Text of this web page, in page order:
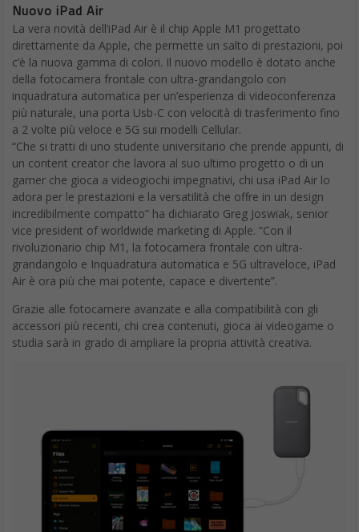
Nuovo iPad Air
La vera novità dell’iPad Air è il chip Apple M1 progettato
direttamente da Apple, che permette un salto di prestazioni, poi
c’è la nuova gamma di colori. Il nuovo modello è dotato anche
della fotocamera frontale con ultra-grandangolo con
inquadratura automatica per un’esperienza di videoconferenza
più naturale, una porta Usb-C con velocità di trasferimento fino
a 2 volte più veloce e 5G sui modelli Cellular.
“Che si tratti di uno studente universitario che prende appunti, di
un content creator che lavora al suo ultimo progetto o di un
gamer che gioca a videogiochi impegnativi, chi usa iPad Air lo
adora per le prestazioni e la versatilità che offre in un design
incredibilmente compatto” ha dichiarato Greg Joswiak, senior
vice president of worldwide marketing di Apple. “Con il
rivoluzionario chip M1, la fotocamera frontale con ultra-
grandangolo e Inquadratura automatica e 5G ultraveloce, iPad
Air è ora più che mai potente, capace e divertente”.
Grazie alle fotocamere avanzate e alla compatibilità con gli
accessori più recenti, chi crea contenuti, gioca ai videogame o
studia sarà in grado di ampliare la propria attività creativa.